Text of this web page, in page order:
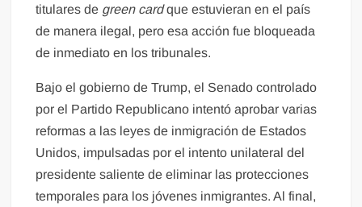
titulares de green cardque estuvieran en el país
de manera ilegal, pero esa acción fue bloqueada
de inmediato en los tribunales.
Bajo el gobierno de Trump, el Senado controlado
por el Partido Republicano intentó aprobar varias
reformas a las leyes de inmigración de Estados
Unidos, impulsadas por el intento unilateral del
presidente saliente de eliminar las protecciones
temporales para los jóvenes inmigrantes. Al final,